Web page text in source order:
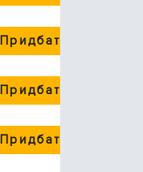
Придбати
Придбати
Придбати